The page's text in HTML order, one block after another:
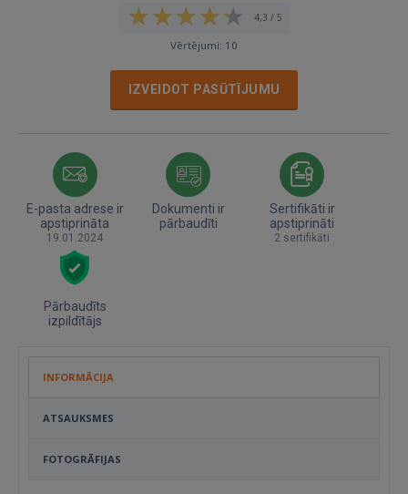
4,3 / 5
Vērtējumi: 10
IZVEIDOT PASŪTĪJUMU
E-pasta adrese ir
apstiprināta
19.01.2024
Dokumenti ir
pārbaudīti
Sertifikāti ir
apstiprināti
2 sertifikāti
Pārbaudīts
izpildītājs
INFORMĀCIJA
ATSAUKSMES
FOTOGRĀFIJAS